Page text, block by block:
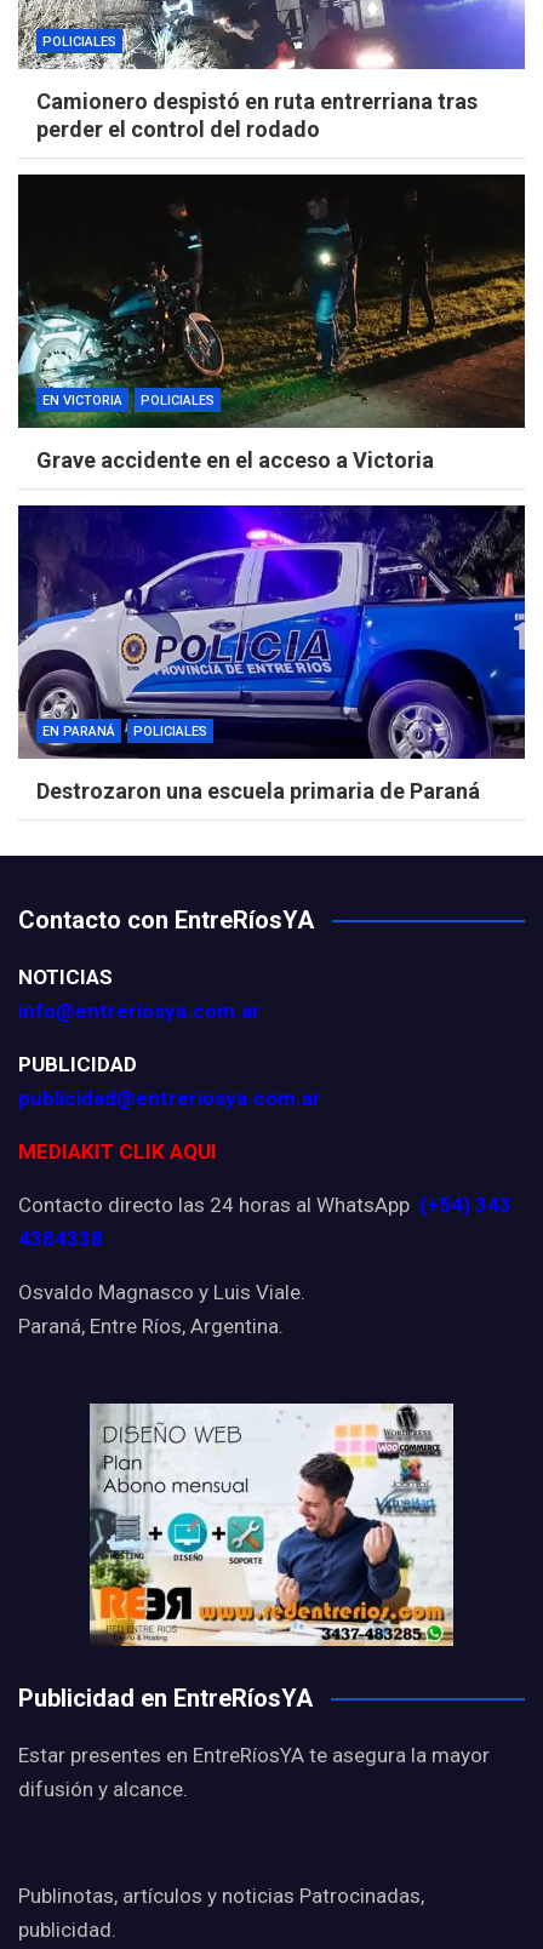
POLICIALES
Camionero despistó en ruta entrerriana tras
perder el control del rodado
EN VICTORIA POLICIALES
Grave accidente en el acceso a Victoria
EN PARANÁ POLICIALES
Destrozaron una escuela primaria de Paraná
Contacto con EntreRíosYA
NOTICIAS
info@entreriosya.com.ar
PUBLICIDAD
publicidad@entreriosya.com.ar
MEDIAKIT CLIK AQUI
Contacto directo las 24 horas al WhatsApp (+54) 343
4384338
Osvaldo Magnasco y Luis Viale.
Paraná, Entre Ríos, Argentina.
Publicidad en EntreRíosYA
Estar presentes en EntreRíosYA te asegura la mayor
difusión y alcance.
Publinotas, artículos y noticias Patrocinadas,
publicidad.